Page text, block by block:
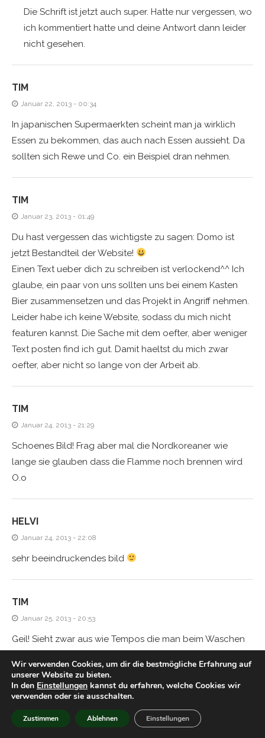
Die Schrift ist jetzt auch super. Hatte nur vergessen, wo
ich kommentiert hatte und deine Antwort dann leider
nicht gesehen.
TIM
Januar 22, 2013 - 00:34
In japanischen Supermaerkten scheint man ja wirklich
Essen zu bekommen, das auch nach Essen aussieht. Da
sollten sich Rewe und Co. ein Beispiel dran nehmen.
TIM
Januar 23, 2013 - 01:49
Du hast vergessen das wichtigste zu sagen: Domo ist
jetzt Bestandteil der Website!
Einen Text ueber dich zu schreiben ist verlockend^^ Ich
glaube, ein paar von uns sollten uns bei einem Kasten
Bier zusammensetzen und das Projekt in Angriff nehmen.
Leider habe ich keine Website, sodass du mich nicht
featuren kannst. Die Sache mit dem oefter, aber weniger
Text posten find ich gut. Damit haeltst du mich zwar
oefter, aber nicht so lange von der Arbeit ab.
TIM
Januar 24, 2013 - 21:29
Schoenes Bild! Frag aber mal die Nordkoreaner wie
lange sie glauben dass die Flamme noch brennen wird
O.o
HELVI
Januar 24, 2013 - 22:08
sehr beeindruckendes bild
TIM
Januar 25, 2013 - 20:53
Geil! Sieht zwar aus wie Tempos die man beim Waschen
erste Schritt zum Nobelpreis. Weiter so!
FRED
Wir verwenden Cookies, um dir die bestmögliche Erfahrung auf
unserer Website zu bieten.
In den Einstellungen kannst du erfahren, welche Cookies wir
verwenden oder sie ausschalten.
Zustimmen Ablehnen Einstellungen